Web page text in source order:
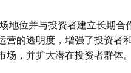
地位并与投资者建立长期合
营的透明度，增强了投资者
，并扩大潜在投资者群体。